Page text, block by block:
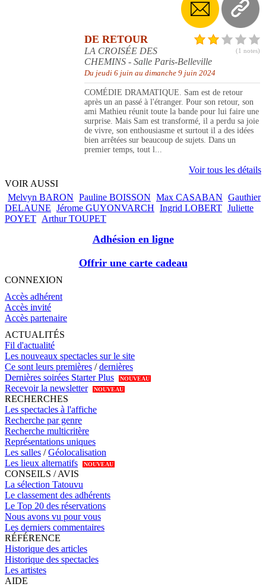
(1 notes)
DE RETOUR
LA CROISÉE DES
CHEMINS - Salle Paris-Belleville
Du jeudi 6 juin au dimanche 9 juin 2024
COMÉDIE DRAMATIQUE. Sam est de retour
après un an passé à l'étranger. Pour son retour, son
ami Mathieu réunit toute la bande pour lui faire une
surprise. Mais Sam est transformé, il a perdu sa joie
de vivre, son enthousiasme et surtout il a des idées
bien arrêtées sur beaucoup de sujets. Dans un
premier temps, tout l...
Voir tous les détails
VOIR AUSSI
Melvyn BARON Pauline BOISSON Max CASABAN Gauthier
DELAUNE Jérome GUYONVARCH Ingrid LOBERT Juliette
POYET Arthur TOUPET
Adhésion en ligne
Offrir une carte cadeau
CONNEXION
Accès adhérent
Accès invité
Accès partenaire
ACTUALITÉS
Fil d'actualité
Les nouveaux spectacles sur le site
Ce sont leurs premières /dernières
Dernières soirées Starter Plus
NOUVEAU
Recevoir la newsletter NOUVEAU
RECHERCHES
Les spectacles à l'affiche
Recherche par genre
Recherche multicritère
Représentations uniques
Les salles /Géolocalisation
Les lieux alternatifs
NOUVEAU
CONSEILS / AVIS
La sélection Tatouvu
Le classement des adhérents
Le Top 20 des réservations
Nous avons vu pour vous
Les derniers commentaires
RÉFÉRENCE
Historique des articles
Historique des spectacles
Les artistes
AIDE